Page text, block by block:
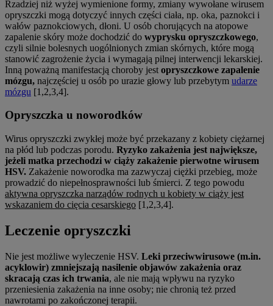
Rzadziej niż wyżej wymienione formy, zmiany wywołane wirusem
opryszczki mogą dotyczyć innych części ciała, np. oka, paznokci i
wałów paznokciowych, dłoni. U osób chorujących na atopowe
zapalenie skóry może dochodzić do wyprysku opryszczkowego,
czyli silnie bolesnych uogólnionych zmian skórnych, które mogą
stanowić zagrożenie życia i wymagają pilnej interwencji lekarskiej.
Inną poważną manifestacją choroby jest opryszczkowe zapalenie
mózgu, najczęściej u osób po urazie głowy lub przebytym udarze
mózgu [1,2,3,4].
Opryszczka u noworodków
Wirus opryszczki zwykłej może być przekazany z kobiety ciężarnej
na płód lub podczas porodu. Ryzyko zakażenia jest największe,
jeżeli matka przechodzi w ciąży zakażenie pierwotne wirusem
HSV. Zakażenie noworodka ma zazwyczaj ciężki przebieg, może
prowadzić do niepełnosprawności lub śmierci. Z tego powodu
aktywna opryszczka narządów rodnych u kobiety w ciąży jest
wskazaniem do cięcia cesarskiego [1,2,3,4].
Leczenie opryszczki
Nie jest możliwe wyleczenie HSV. Leki przeciwwirusowe (m.in.
acyklowir) zmniejszają nasilenie objawów zakażenia oraz
skracają czas ich trwania, ale nie mają wpływu na ryzyko
przeniesienia zakażenia na inne osoby; nie chronią też przed
nawrotami po zakończonej terapii.